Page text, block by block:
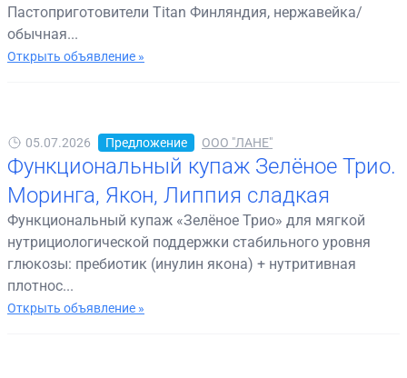
Пастоприготовители Titan Финляндия, нержавейка/
обычная...
Открыть объявление »
05.07.2026 Предложение ООО "ЛАНЕ"
Функциональный купаж Зелёное Трио.
Моринга, Якон, Липпия сладкая
Функциональный купаж «Зелёное Трио» для мягкой
нутрициологической поддержки стабильного уровня
глюкозы: пребиотик (инулин якона) + нутритивная
плотнос...
Открыть объявление »